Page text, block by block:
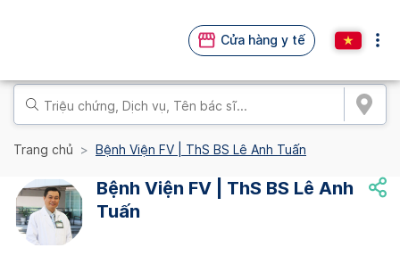
Cửa hàng y tế
Trang chủ Bệnh Viện FV | ThS BS Lê Anh Tuấn
Bệnh Viện FV | ThS BS Lê Anh
Tuấn